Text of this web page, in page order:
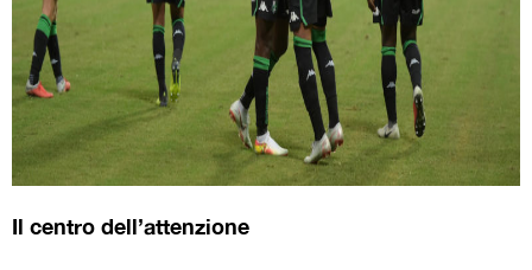
Il centro dell’attenzione